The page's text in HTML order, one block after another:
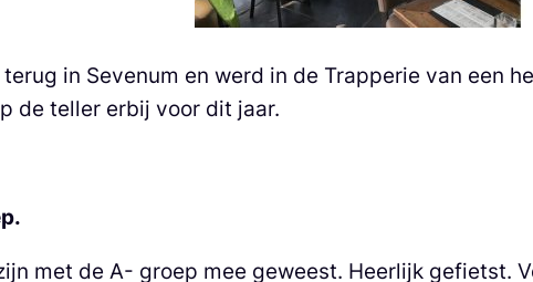
in Sevenum en werd in de Trapperie van een
de teller erbij voor dit jaar.
met de A- groep mee geweest. Heerlijk gefietst.